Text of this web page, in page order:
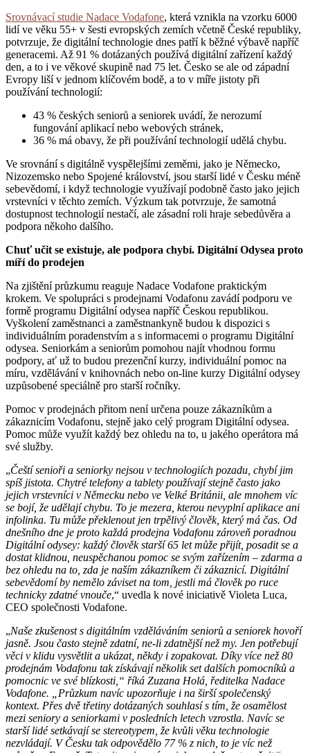
Srovnávací studie Nadace Vodafone, která vznikla na vzorku 6000
lidí ve věku 55+ v šesti evropských zemích včetně České republiky,
potvrzuje, že digitální technologie dnes patří k běžné výbavě napříč
generacemi. Až 91 % dotázaných používá digitální zařízení každý
den, a to i ve věkové skupině nad 75 let. Česko se ale od západní
Evropy liší v jednom klíčovém bodě, a to v míře jistoty při
používání technologií:
43 % českých seniorů a seniorek uvádí, že nerozumí
fungování aplikací nebo webových stránek,
36 % má obavy, že při používání technologií udělá chybu.
Ve srovnání s digitálně vyspělejšími zeměmi, jako je Německo,
Nizozemsko nebo Spojené království, jsou starší lidé v Česku méně
sebevědomí, i když technologie využívají podobně často jako jejich
vrstevníci v těchto zemích. Výzkum tak potvrzuje, že samotná
dostupnost technologií nestačí, ale zásadní roli hraje sebedůvěra a
podpora někoho dalšího.
Chuť učit se existuje, ale podpora chybí. Digitální Odysea proto
míří do prodejen
Na zjištění průzkumu reaguje Nadace Vodafone praktickým
krokem. Ve spolupráci s prodejnami Vodafonu zavádí podporu ve
formě programu Digitální odysea napříč Českou republikou.
Vyškolení zaměstnanci a zaměstnankyně budou k dispozici s
individuálním poradenstvím a s informacemi o programu Digitální
odysea. Seniorkám a seniorům pomohou najít vhodnou formu
podpory, ať už to budou prezenční kurzy, individuální pomoc na
míru, vzdělávání v knihovnách nebo on-line kurzy Digitální odysey
uzpůsobené speciálně pro starší ročníky.
Pomoc v prodejnách přitom není určena pouze zákazníkům a
zákaznicím Vodafonu, stejně jako celý program Digitální odysea.
Pomoc může využít každý bez ohledu na to, u jakého operátora má
své služby.
„Čeští senioři a seniorky nejsou v technologiích pozadu, chybí jim
spíš jistota. Chytré telefony a tablety používají stejně často jako
jejich vrstevníci v Německu nebo ve Velké Británii, ale mnohem víc
se bojí, že udělají chybu. To je mezera, kterou nevyplní aplikace ani
infolinka. Tu může překlenout jen trpělivý člověk, který má čas. Od
dnešního dne je proto každá prodejna Vodafonu zároveň poradnou
Digitální odysey: každý člověk starší 65 let může přijít, posadit se a
dostat klidnou, neuspěchanou pomoc se svým zařízením – zdarma a
bez ohledu na to, zda je naším zákazníkem či zákaznicí. Digitální
sebevědomí by nemělo záviset na tom, jestli má člověk po ruce
technicky zdatné vnouče,“ uvedla k nové iniciativě Violeta Luca,
CEO společnosti Vodafone.
„Naše zkušenost s digitálním vzděláváním seniorů a seniorek hovoří
jasně. Jsou často stejně zdatní, ne-li zdatnější než my. Jen potřebují
věci v klidu vysvětlit a ukázat, někdy i zopakovat. Díky více než 80
prodejnám Vodafonu tak získávají několik set dalších pomocníků a
pomocnic ve své blízkosti,“ říká Zuzana Holá, ředitelka Nadace
Vodafone. „Průzkum navíc upozorňuje i na širší společenský
kontext. Přes dvě třetiny dotázaných souhlasí s tím, že osamělost
mezi seniory a seniorkami v posledních letech vzrostla. Navíc se
starší lidé setkávají se stereotypem, že kvůli věku technologie
nezvládají. V Česku tak odpovědělo 77 % z nich, to je víc než